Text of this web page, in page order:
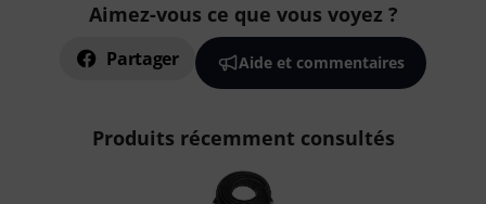
Aimez-vous ce que vous voyez ?
Partager Aide et commentaires
Produits récemment consultés